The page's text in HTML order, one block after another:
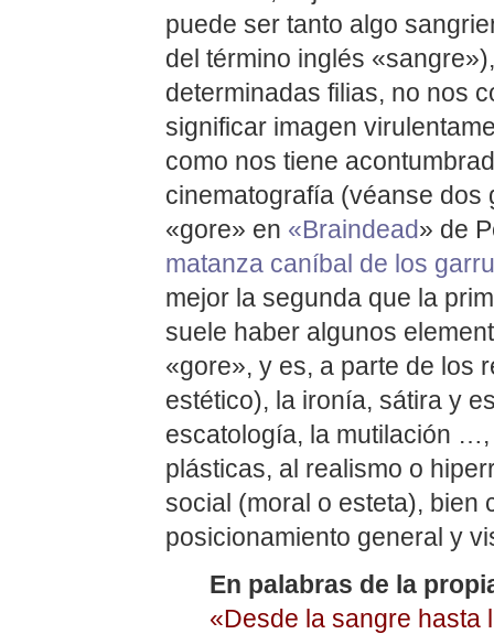
puede ser tanto algo
del término inglés
determinadas filias, no nos
significar imagen
como nos tiene
cinematografía (véanse dos
«gore» en «Braindead» de
matanza caníbal de los
mejor la segunda que la
suele haber algunos
«gore», y es, a parte de los
estético), la ironía, sátira y
escatología, la mutilación
plásticas, al realismo o
social (moral o esteta), bien
posicionamiento general y
En palabras de la
«Desde la sangre hasta